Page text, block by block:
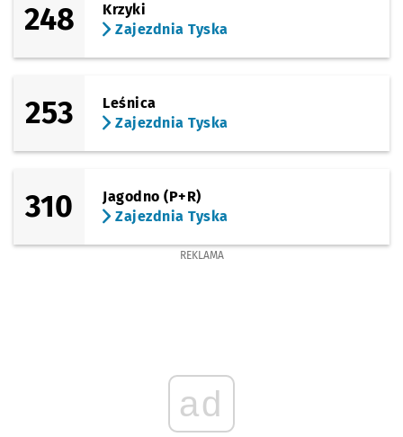
248
Krzyki
Zajezdnia Tyska
253
Leśnica
Zajezdnia Tyska
310
Jagodno (P+R)
Zajezdnia Tyska
REKLAMA
ad